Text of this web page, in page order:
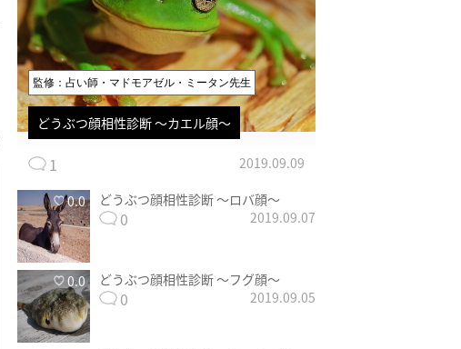
監修：占い師・マドモアゼル・ミータン先生
どうぶつ顔相性診断 〜カエル顔〜
1 2019.09.09
0.0 どうぶつ顔相性診断 〜ロバ顔〜
0 2019.09.07
0.0 どうぶつ顔相性診断 〜フグ顔〜
0 2019.09.05